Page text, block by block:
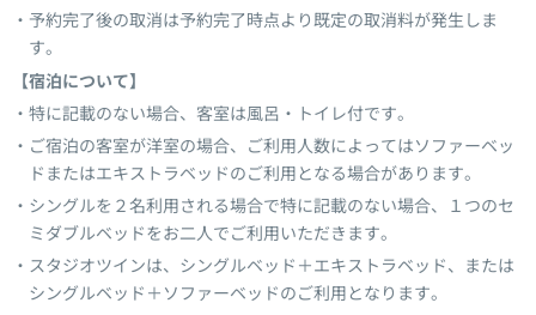
予約完了後の取消は予約完了時点より既定の取消料が発生しま
す。
【宿泊について】
特に記載のない場合、客室は風呂・トイレ付です。
ご宿泊の客室が洋室の場合、ご利用人数によってはソファーベッ
ドまたはエキストラベッドのご利用となる場合があります。
シングルを２名利用される場合で特に記載のない場合、１つのセ
ミダブルベッドをお二人でご利用いただきます。
スタジオツインは、シングルベッド＋エキストラベッド、または
シングルベッド＋ソファーベッドのご利用となります。